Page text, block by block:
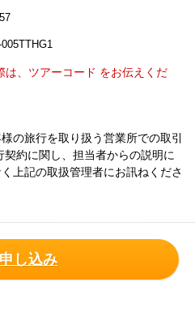
、ツアーコード をお伝えくだ
の旅行を取り扱う営業所での取引
約に関し、担当者からの説明に
上記の取扱管理者にお訊ねくださ
し込み